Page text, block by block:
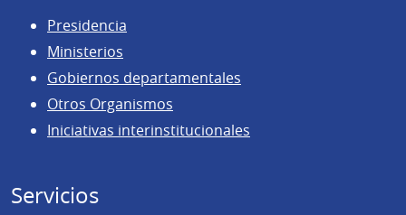
Presidencia
Ministerios
Gobiernos departamentales
Otros Organismos
Iniciativas interinstitucionales
Servicios